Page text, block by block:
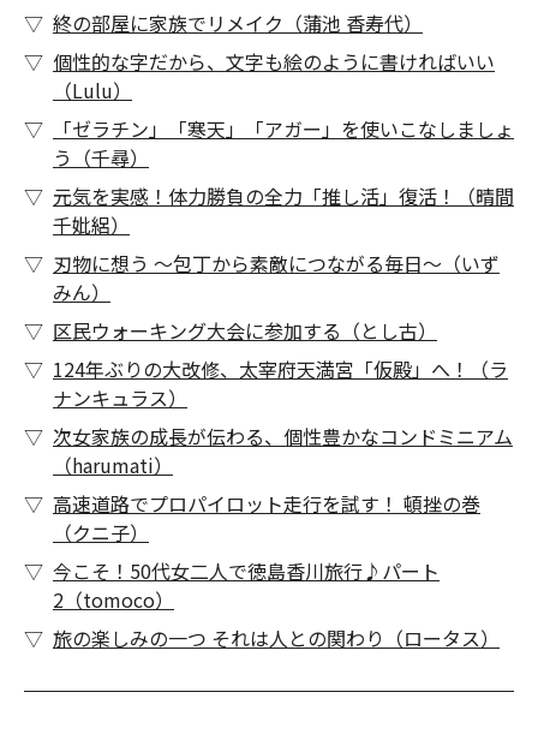
終の部屋に家族でリメイク（蒲池 香寿代）
個性的な字だから、文字も絵のように書ければいい
（Lulu）
「ゼラチン」「寒天」「アガー」を使いこなしましょ
う（千尋）
元気を実感！体力勝負の全力「推し活」復活！（晴間
千妣絽）
刃物に想う ～包丁から素敵につながる毎日～（いず
みん）
区民ウォーキング大会に参加する（とし古）
124年ぶりの大改修、太宰府天満宮「仮殿」へ！（ラ
ナンキュラス）
次女家族の成長が伝わる、個性豊かなコンドミニアム
（harumati）
高速道路でプロパイロット走行を試す！ 頓挫の巻
（クニ子）
今こそ！50代女二人で徳島香川旅行♪パート
2（tomoco）
旅の楽しみの一つ それは人との関わり（ロータス）